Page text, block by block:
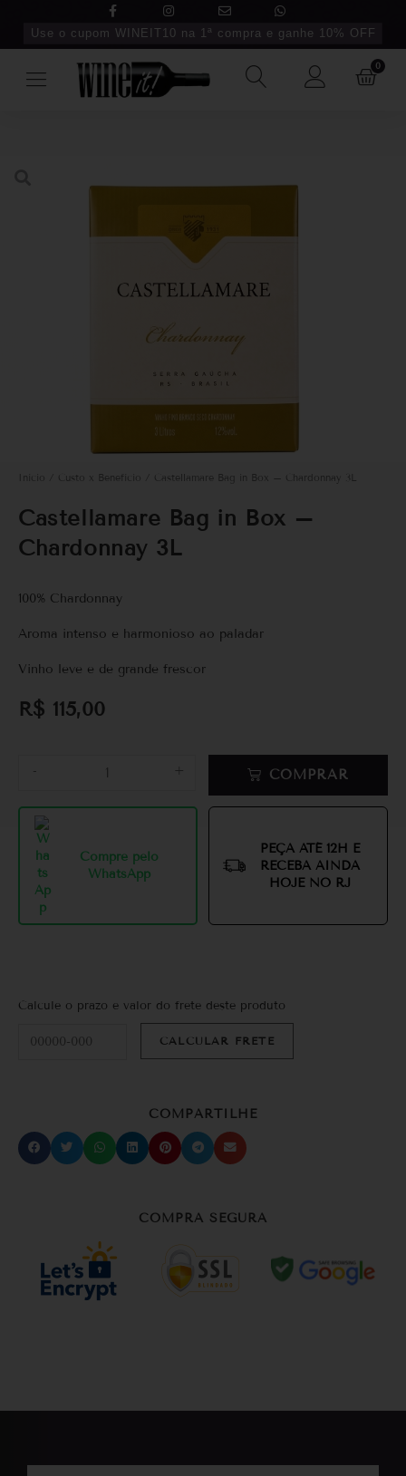
Use o cupom WINEIT10 na 1ª compra e ganhe 10% OFF
0
Início Custo x Benefício / Castellamare Bag in Box – Chardonnay 3L
Castellamare Bag in Box –
Chardonnay 3L
100% Chardonnay
Aroma intenso e harmonioso ao paladar
Vinho leve e de grande frescor
R$ 115,00
- + COMPRAR
Compre pelo
WhatsApp
PEÇA ATÉ 12H E
RECEBA AINDA
HOJE NO RJ
Calcule o prazo e valor do frete deste produto
COMPARTILHE
COMPRA SEGURA